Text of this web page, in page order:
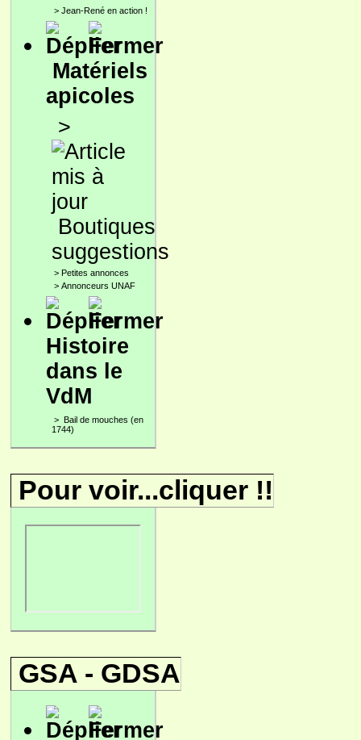
> Jean-René en action !
Matériels
apicoles
>
Boutiques
suggestions
> Petites annonces
> Annonceurs UNAF
Histoire
dans le
VdM
> Bail de mouches (en
1744)
Pour voir...cliquer !!
GSA - GDSA